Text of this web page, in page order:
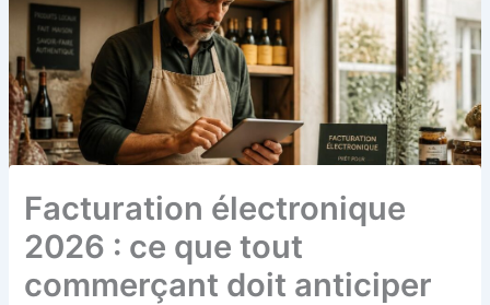
Facturation électronique
2026 : ce que tout
commerçant doit anticiper